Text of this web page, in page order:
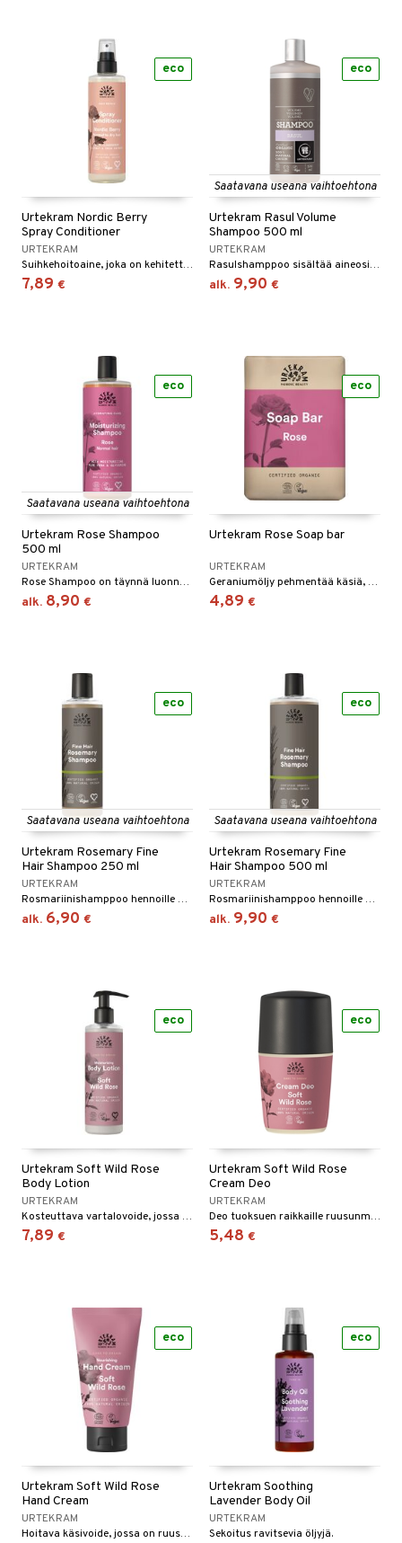
Urtekram Nordic Berry
Spray Conditioner
URTEKRAM
Suihkehoitoaine, joka on kehitetty normaalille ja kuivalle hiukselle, mutta sopii myös hyvin kuluneille ja vaurioituneille hiuksille.
7,89 €
eco
Saatavana useana vaihtoehtona
Urtekram Rasul Volume
Shampoo 500 ml
URTEKRAM
Rasulshamppoo sisältää aineosia perinteisestä afrikkalaisesta hiustenhoidosta. Urtekramin shamppoot ovat mietoja, ne eivät sisällä epämiellyttäviä tensidejä, vain yrttiuutteita, saippua-aineita öljypalmuista sekä kasvisöljyjä jotka pesevät hiukset pehmeiksi ja puhtaiksi.
alk. 9,90 €
eco
Saatavana useana vaihtoehtona
Urtekram Rose Shampoo
500 ml
URTEKRAM
Rose Shampoo on täynnä luonnon omia kosteuttajia, aloe veraa ja glyserolia, jotka hoitavat hiuksiasi kevyesti.
alk. 8,90 €
eco
Urtekram Rose Soap bar
URTEKRAM
Geraniumöljy pehmentää käsiä, kun taas ruusujen tuoksu jättää raikkaan ja kukkaisen tunteen jokaisen pesun yhteydessä.
4,89 €
eco
Saatavana useana vaihtoehtona
Urtekram Rosemary Fine
Hair Shampoo 250 ml
URTEKRAM
Rosmariinishamppoo hennoille hiuksille. Urtekramin shamppoot ovat mietoja, ne eivät sisällä epämiellyttäviä tensidejä, vain yrttiuutteita, saippua-aineita öljypalmuista sekä kasvisöljyjä jotka pesevät hiukset pehmeiksi ja puhtaiksi.
alk. 6,90 €
eco
Saatavana useana vaihtoehtona
Urtekram Rosemary Fine
Hair Shampoo 500 ml
URTEKRAM
Rosmariinishamppoo hennoille hiuksille. Urtekramin shamppoot ovat mietoja, ne eivät sisällä epämiellyttäviä tensidejä, vain yrttiuutteita, saippua-aineita öljypalmuista sekä kasvisöljyjä jotka pesevät hiukset pehmeiksi ja puhtaiksi.
alk. 9,90 €
eco
Urtekram Soft Wild Rose
Body Lotion
URTEKRAM
Kosteuttava vartalovoide, jossa on ruusunmarjan tuoksu.
7,89 €
eco
Urtekram Soft Wild Rose
Cream Deo
URTEKRAM
Deo tuoksuen raikkaille ruusunmarjaruusuille
5,48 €
eco
Urtekram Soft Wild Rose
Hand Cream
URTEKRAM
Hoitava käsivoide, jossa on ruusunmarjan tuoksu.
eco
Urtekram Soothing
Lavender Body Oil
URTEKRAM
Sekoitus ravitsevia öljyjä.
eco